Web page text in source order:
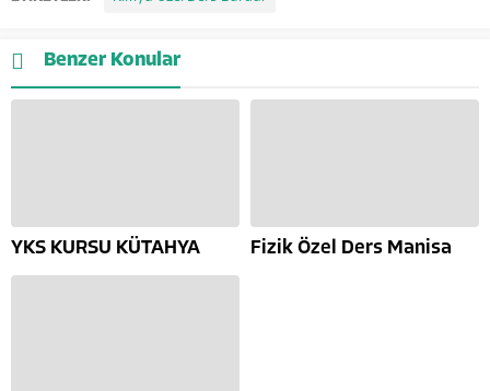
Benzer Konular
YKS KURSU KÜTAHYA Fizik Özel Ders Manisa